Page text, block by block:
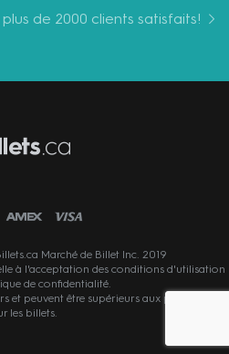
de 2000 clients satisfaits!
Marché de Billet Inc. 2019
à l'acceptation des conditions d'utilisation
de confidentialité.
et peuvent être supérieurs aux prix affichés
les billets.